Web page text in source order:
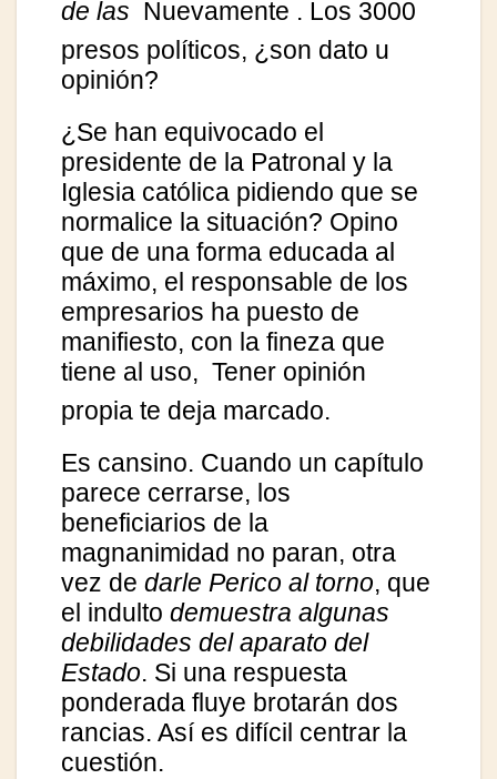
de las Nuevamente . Los 3000
presos políticos, ¿son dato u
opinión?
¿Se han equivocado el
presidente de la Patronal y la
Iglesia católica pidiendo que se
normalice la situación? Opino
que de una forma educada al
máximo, el responsable de los
empresarios ha puesto de
manifiesto, con la fineza que
tiene al uso, Tener opinión
propia te deja marcado.
Es cansino. Cuando un capítulo
parece cerrarse, los
beneficiarios de la
magnanimidad no paran, otra
vez de darle Perico al torno, que
el indulto demuestra algunas
debilidades del aparato del
Estado. Si una respuesta
ponderada fluye brotarán dos
rancias. Así es difícil centrar la
cuestión.